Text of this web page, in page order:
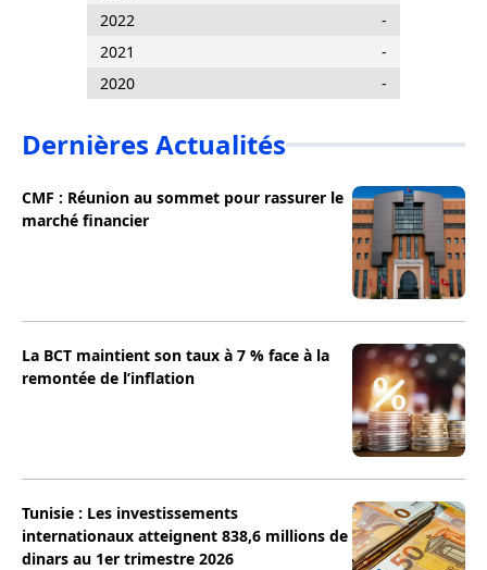
2022
-
2021
-
2020
-
Dernières Actualités
CMF : Réunion au sommet pour rassurer le
marché financier
La BCT maintient son taux à 7 % face à la
remontée de l’inflation
Tunisie : Les investissements
internationaux atteignent 838,6 millions de
dinars au 1er trimestre 2026